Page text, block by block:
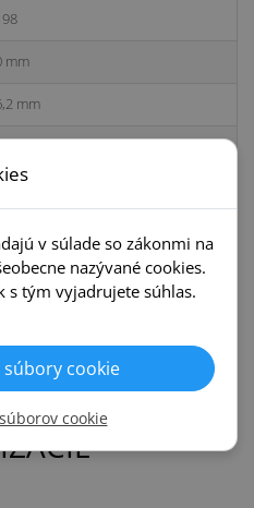
mm
mm
mm
mm
v súlade so zákonmi na
nazývané cookies.
s tým vyjadrujete súhlas.
cookie
cookie